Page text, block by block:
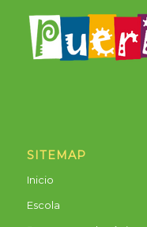
SITEMAP
Inicio
Escola